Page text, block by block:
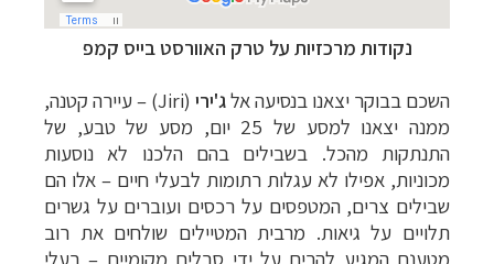
נקודות מרכזיות על טרק האוורסט בייס קמפ
השכם בבוקר יצאנו בנסיעה אלג'ירי (Jiri) –
עיירה קטנה,
ממנה יצאנו למסע של 25 יום, מסע של טבע, של
התנתקות מהכל. בשבילים בהם הלכנו לא נוסעות
מכוניות, אפילו לא עגלות רתומות לבעלי חיים – אלו הם
שבילים צרים, המטפסים על רכסים ועוברים על גשרים
תלויים על גיאות. מרביתהמטיילים שולחים את רוב
מטענם המגיע להרים על ידי סבלים מקומיים –בעלי